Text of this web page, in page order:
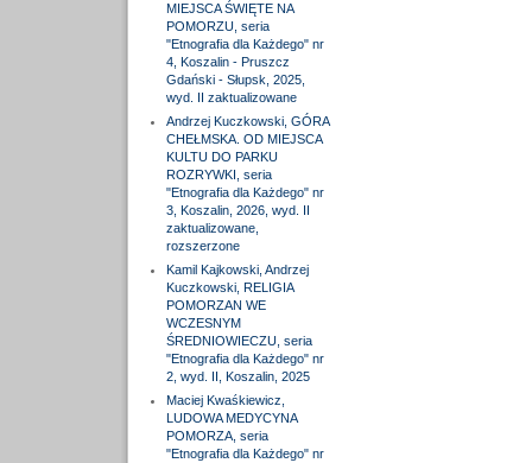
MIEJSCA ŚWIĘTE NA
POMORZU, seria
"Etnografia dla Każdego" nr
4, Koszalin - Pruszcz
Gdański - Słupsk, 2025,
wyd. II zaktualizowane
Andrzej Kuczkowski, GÓRA
CHEŁMSKA. OD MIEJSCA
KULTU DO PARKU
ROZRYWKI, seria
"Etnografia dla Każdego" nr
3, Koszalin, 2026, wyd. II
zaktualizowane,
rozszerzone
Kamil Kajkowski, Andrzej
Kuczkowski, RELIGIA
POMORZAN WE
WCZESNYM
ŚREDNIOWIECZU, seria
"Etnografia dla Każdego" nr
2, wyd. II, Koszalin, 2025
Maciej Kwaśkiewicz,
LUDOWA MEDYCYNA
POMORZA, seria
"Etnografia dla Każdego" nr